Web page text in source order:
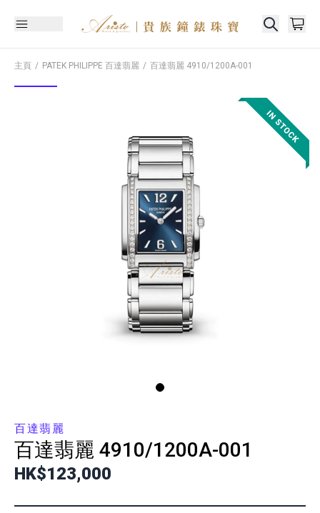
主頁 PATEK PHILIPPE 百達翡麗 百達翡麗 4910/1200A-001
百達翡麗
百達翡麗 4910/1200A-001
HK$123,000